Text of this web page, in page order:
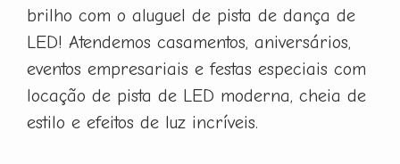
brilho com o aluguel de pista de dança de
LED! Atendemos casamentos, aniversários,
eventos empresariais e festas especiais com
locação de pista de LED moderna, cheia de
estilo e efeitos de luz incríveis.